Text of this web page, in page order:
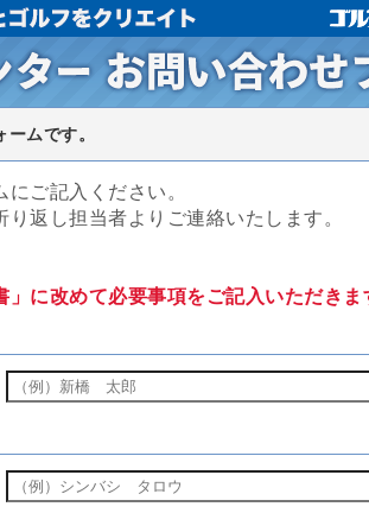
ームです。
ご記入ください。
返し担当者よりご連絡いたします。
に改めて必要事項をご記入いただきま